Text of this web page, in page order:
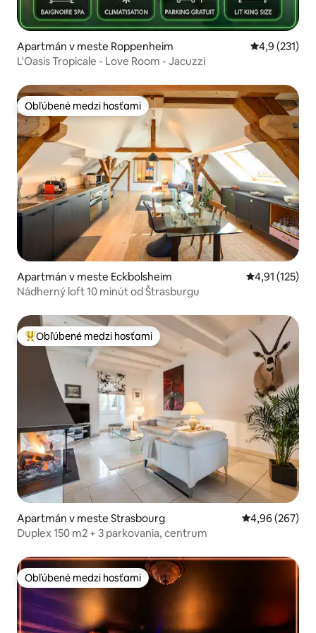
Apartmán v meste Roppenheim Priemerné
4,9 (231)
L'Oasis Tropicale - Love Room - Jacuzzi
Obľúbené medzi hosťami
Obľúbené medzi hosťami
Apartmán v meste Eckbolsheim Priemerné
4,91 (125)
Nádherný loft 10 minút od Štrasburgu
Najobľúbenejšie medzi hosťami
Obľúbené medzi hosťami
Apartmán v meste Strasbourg Priemerné
4,96 (267)
Duplex 150 m2 + 3 parkovania, centrum
Obľúbené medzi hosťami
Obľúbené medzi hosťami